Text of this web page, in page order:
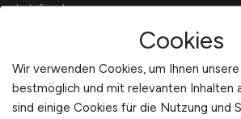
Jobfinder
Arbeitnehmer Registrierung
Cookies
Wir verwenden Cookies, um Ihnen
bestmöglich und mit relevanten Inhalten
sind einige Cookies für die Nutzung und